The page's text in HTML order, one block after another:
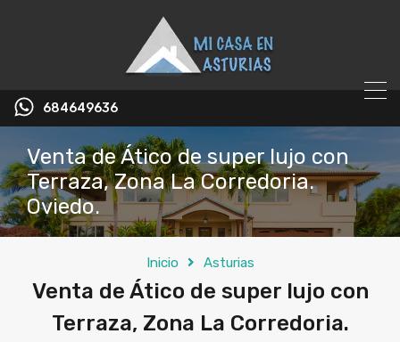
684649636
Venta de Ático de super lujo con
Terraza, Zona La Corredoria.
Oviedo.
Inicio Asturias
Venta de Ático de super lujo con
Terraza, Zona La Corredoria.